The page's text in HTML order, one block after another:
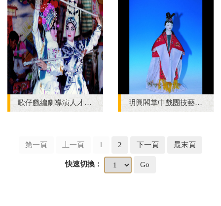
歌仔戲編劇導演人才培養計畫 明興閣掌中戲團技藝保存計畫
第一頁 上一頁 1 2 下一頁 最末頁
快速切換： Go